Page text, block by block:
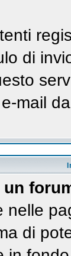
di
mail
nelle
di